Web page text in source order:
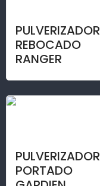
PULVERIZADOR
REBOCADO
RANGER
PULVERIZADOR
PORTADO